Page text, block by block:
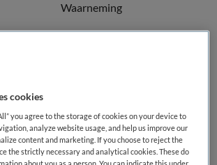
Waarneming
NIVEAU
beschikbaar
cookies
you agree to the storage of cookies on your device to
analyze website usage, and help us improve our
content and marketing. If you choose to reject the
the strictly necessary and analytical cookies. These do
about you as a person. You can indicate this under